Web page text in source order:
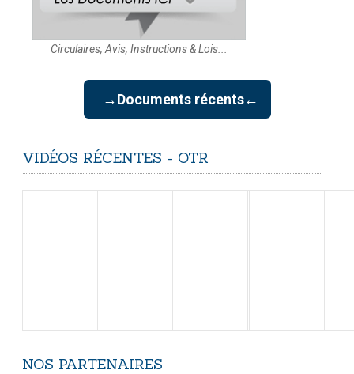
Circulaires, Avis, Instructions & Lois...
→Documents récents←
VIDÉOS RÉCENTES - OTR
NOS PARTENAIRES